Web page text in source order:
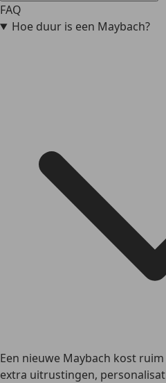
FAQ
Hoe duur is een Maybach?
Een nieuwe Maybach kost
extra uitrustingen,